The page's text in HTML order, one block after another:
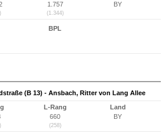
1.757
(1.344)
BY
BPL
(B 13) - Ansbach, Ritter von Lang Allee
L-Rang
660
(258)
Land
BY